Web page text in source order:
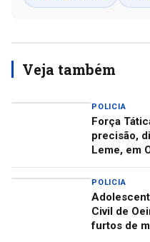
Veja também
POLICIA
Força
precisão,
Leme, em
POLICIA
Civil de
furtos de